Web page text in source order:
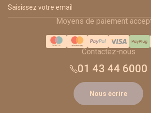
Moyens de paiement
Contactez-nous
01 43 44 6000
Nous écrire